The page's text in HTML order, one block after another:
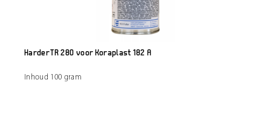
Harder TR 280 voor Koraplast 182 A
Inhoud 100 gram